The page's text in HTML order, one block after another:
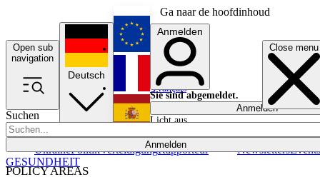
Ga naar de hoofdinhoud
Open sub
navigation
Close menu
Suchen
Anmelden
POLICY AREAS
UkrainePolitikVerteidigungRapporteur NewslettersEvents
Deutsch
English
Français
Anmelden
Sie sind abgemeldet.
Anmelden
Licht aus
GESUNDHEIT